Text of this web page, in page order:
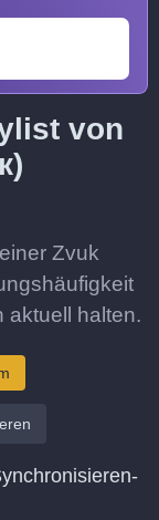
von
Zvuk
aktuell halten.